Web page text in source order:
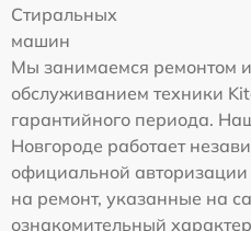
Стиральных
машин
Мы занимаемся ремонтом
обслуживанием техники
гарантийного периода.
Новгороде работает
официальной
на ремонт, указанные на
ознакомительный